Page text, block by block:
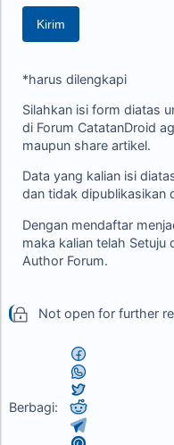
*harus dilengkapi
Silahkan isi form diatas
di Forum CatatanDroid
maupun share artikel.
Data yang kalian isi
dan tidak dipublikasikan
Dengan mendaftar
maka kalian telah Setuju
Author Forum.
Not open for further
Berbagi: